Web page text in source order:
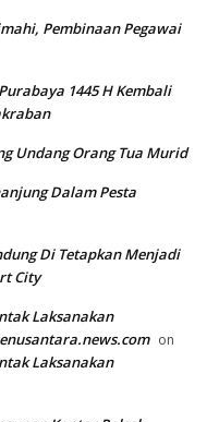
Pembinaan Pegawai
1445 H Kembali
Undang Orang Tua Murid
Dalam Pesta
Di Tetapkan Menjadi
City
Laksanakan
on
Laksanakan